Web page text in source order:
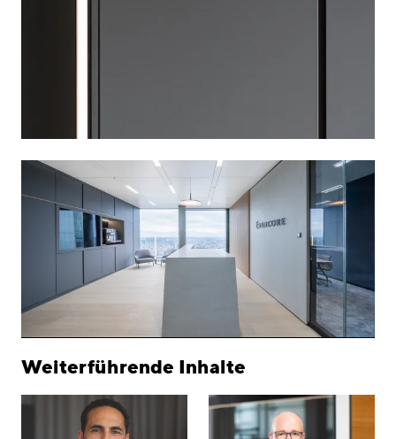
Weiterführende Inhalte